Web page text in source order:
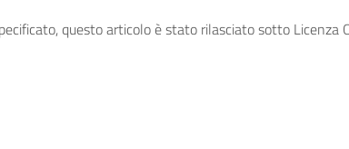
questo articolo è stato rilasciato sotto Licenza